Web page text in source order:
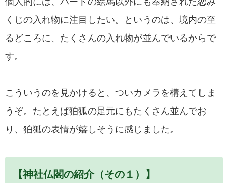
くじの入れ物に注目したい。というのは、境内の至
るどころに、たくさんの入れ物が並んでいるからで
す。
こういうのを見かけると、ついカメラを構えてしま
うぞ。たとえば狛狐の足元にもたくさん並んでお
り、狛狐の表情が嬉しそうに感じました。
【神社仏閣の紹介（その１）】